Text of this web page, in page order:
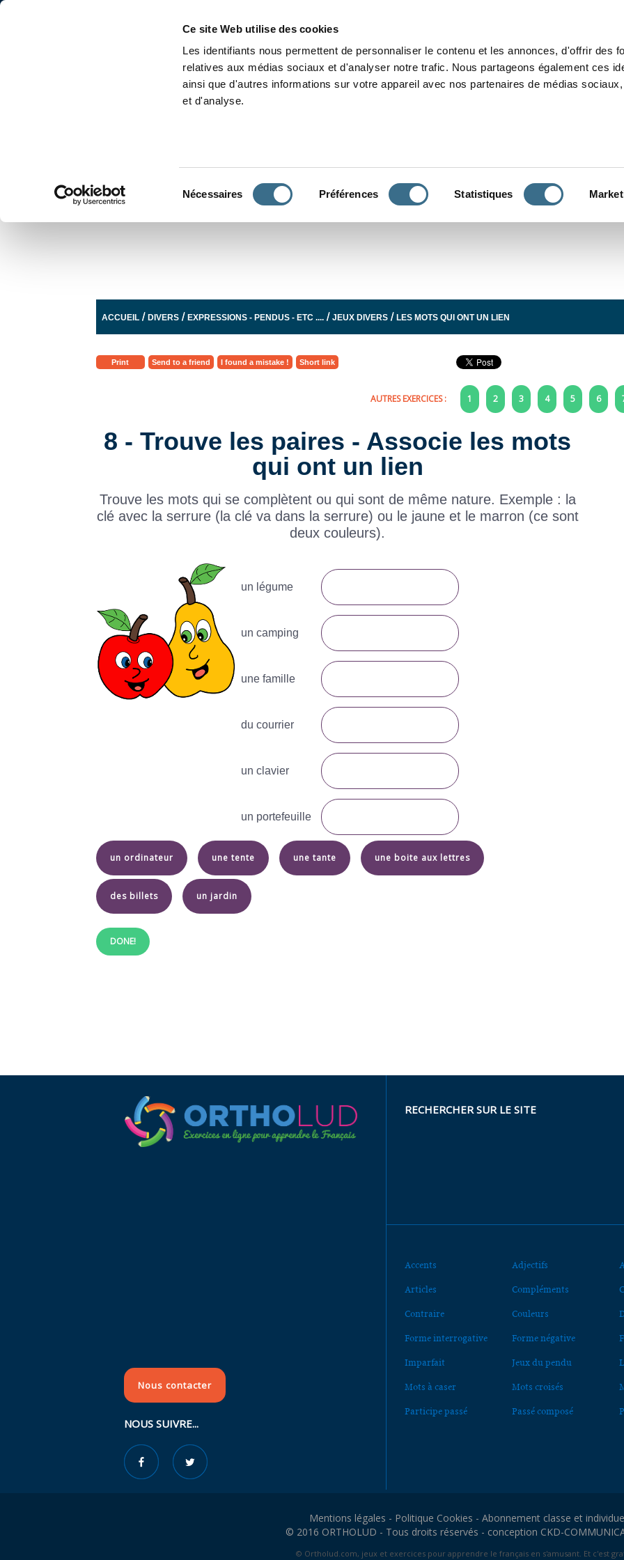
Ce site Web utilise des cookies
Les identifiants nous permettent de personnaliser le contenu et les annonces, d'offrir des
relatives aux médias sociaux et d'analyser notre trafic. Nous partageons également ces
ainsi que d'autres informations sur votre appareil avec nos partenaires de médias
et d'analyse.
Nécessaires Préférences Statistiques
ACCUEIL /DIVERS /EXPRESSIONS - PENDUS - ETC .... /JEUX DIVERS /LES MOTS QUI ONT UN LIEN
Print Send to a friend I found a mistake ! Short link
AUTRES EXERCICES : 1 2 3 4 5 6
8 - Trouve les paires - Associe les mots
qui ont un lien
Trouve les mots qui se complètent ou qui sont de même nature. Exemple : la
clé avec la serrure (la clé va dans la serrure) ou le jaune et le marron (ce sont
deux couleurs).
un légume
un camping
une famille
du courrier
un clavier
un portefeuille
un ordinateur une tente une tante une boite aux lettres
des billets un jardin
DONE!
Nous contacter
NOUS SUIVRE...
RECHERCHER SUR LE SITE
Accents Adjectifs
Articles Compléments
Contraire Couleurs
Forme interrogative Forme négative
Imparfait Jeux du pendu
Mots à caser Mots croisés
Participe passé Passé composé
Mentions légales - Politique Cookies - Abonnement classe et
© 2016 ORTHOLUD - Tous droits réservés - conception CKD-
© Ortholud.com, jeux et exercices pour apprendre le français en s'amusant. Et c'est